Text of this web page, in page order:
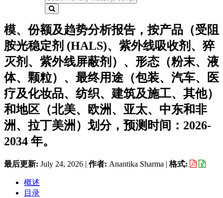
模、份额及趋势分析报告，按产品（受阻
胺光稳定剂 (HALS)、紫外线吸收剂、猝
灭剂、紫外线屏蔽剂）、形态（粉末、液
体、颗粒）、最终用途（包装、汽车、医
疗及化妆品、纺织、建筑及施工、其他）
和地区（北美、欧洲、亚太、中东和非
洲、拉丁美洲）划分，预测时间：2026-
2034 年。
最后更新: July 24, 2026 | 作者: Anantika Sharma | 格式:
概述
目录